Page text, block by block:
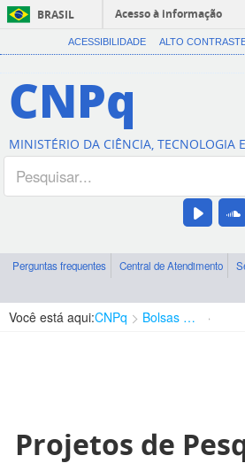
BRASIL
Acesso à informação
ACESSIBILIDADE ALTO
CNPq
MINISTÉRIO DA CIÊNCIA, TECNOLOGIA
Perguntas frequentes Central de Atendimento
Você está aqui:CNPq Bolsas e Auxílios Vigentes
Projetos de